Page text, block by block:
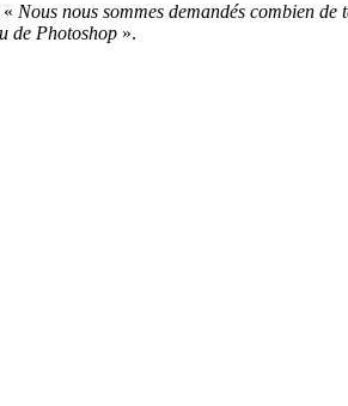
Nous nous sommes demandés combien
de Photoshop ».